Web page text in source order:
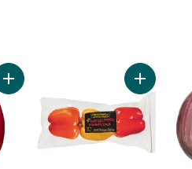
Ajouter Mangues rouges au panier
Ajouter